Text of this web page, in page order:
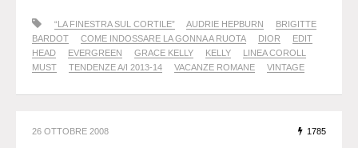
“LA FINESTRA SUL CORTILE” AUDRIE HEPBURN
BRIGITTE
BARDOT
COME INDOSSARE LA GONNA A RUOTA DIOR
EDIT
HEAD
EVERGREEN GRACE KELLY KELLY
LINEA COROLL
MUST
TENDENZE A/I 2013-14 VACANZE ROMANE VINTAGE
26 OTTOBRE 2008 1785